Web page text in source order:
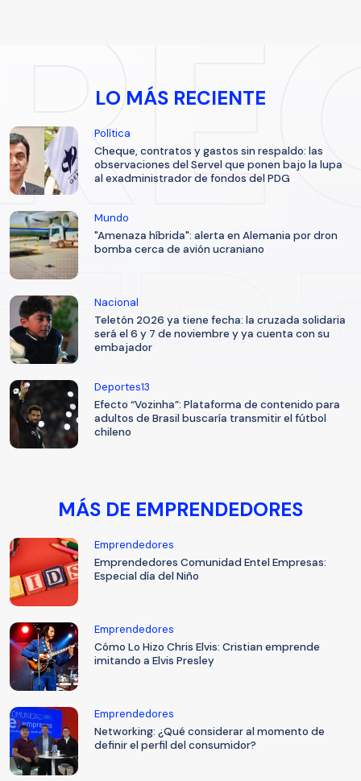
LO MÁS RECIENTE
Política
Cheque, contratos y gastos sin respaldo: las
observaciones del Servel que ponen bajo la lupa
al exadministrador de fondos del PDG
Mundo
"Amenaza híbrida": alerta en Alemania por dron
bomba cerca de avión ucraniano
Nacional
Teletón 2026 ya tiene fecha: la cruzada solidaria
será el 6 y 7 de noviembre y ya cuenta con su
embajador
Deportes13
Efecto “Vozinha”: Plataforma de contenido para
adultos de Brasil buscaría transmitir el fútbol
chileno
MÁS DE EMPRENDEDORES
Emprendedores
Emprendedores Comunidad Entel Empresas:
Especial día del Niño
Emprendedores
Cómo Lo Hizo Chris Elvis: Cristian emprende
imitando a Elvis Presley
Emprendedores
Networking: ¿Qué considerar al momento de
definir el perfil del consumidor?